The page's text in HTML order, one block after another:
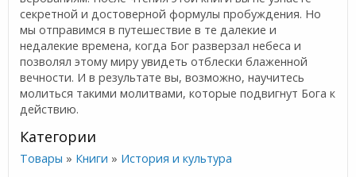
секретной и достоверной формулы пробуждения. Но
мы отправимся в путешествие в те далекие и
недалекие времена, когда Бог разверзал небеса и
позволял этому миру увидеть отблески блаженной
вечности. И в результате вы, возможно, научитесь
молиться такими молитвами, которые подвигнут Бога к
действию.
Категории
Товары » Книги » История и культура